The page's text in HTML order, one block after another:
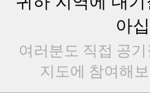
아
여러분도 직접 공
지도에 참여해